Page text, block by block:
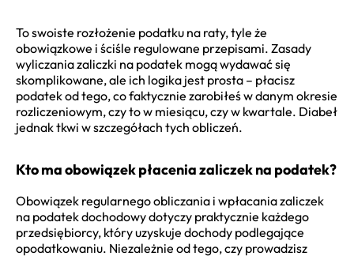
To swoiste rozłożenie podatku na raty, tyle że
obowiązkowe i ściśle regulowane przepisami. Zasady
wyliczania zaliczki na podatek mogą wydawać się
skomplikowane, ale ich logika jest prosta – płacisz
podatek od tego, co faktycznie zarobiłeś w danym okresie
rozliczeniowym, czy to w miesiącu, czy w kwartale. Diabeł
jednak tkwi w szczegółach tych obliczeń.
Kto ma obowiązek płacenia zaliczek na podatek?
Obowiązek regularnego obliczania i wpłacania zaliczek
na podatek dochodowy dotyczy praktycznie każdego
przedsiębiorcy, który uzyskuje dochody podlegające
opodatkowaniu. Niezależnie od tego, czy prowadzisz